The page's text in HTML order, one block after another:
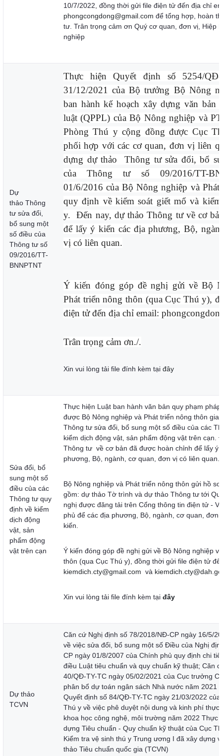
10/7/2022, đồng thời gửi file điện tử đến địa chỉ
phongcongdong@gmail.com để tổng hợp, hoàn
tư. Trân trọng cảm ơn Quý cơ quan, đơn vị, Hiệp
nghiệp
Dự
thảo Thông
tư sửa đổi,
bổ sung một
số điều của
Thông tư số
09/2016/TT-
BNNPTNT
Thực hiện Quyết định số 5254/QĐ-
31/12/2021 của Bộ trưởng Bộ Nông
ban hành kế hoạch xây dựng văn bản
luật (QPPL) của Bộ Nông nghiệp và
Phòng Thú y cộng đồng được Cục
phối hợp với các cơ quan, đơn vị liên
dựng dự thảo
Thông tư sửa đổi, bổ
của Thông tư số 09/2016/TT-
01/6/2016 của Bộ Nông nghiệp và
quy định về kiểm soát giết mổ và
y. Đến nay, dự thảo Thông tư về cơ
để lấy ý kiến các địa phương, Bộ,
vị có liên quan.
Ý kiến đóng góp đề nghị gửi về Bộ
Phát triển nông thôn (qua Cục Thú y),
điện tử đến địa chỉ email:
Trân trọng cảm ơn./.
Xin vui lòng tải file đính kèm tại đây
Sửa đổi, bổ
sung một số
điều của các
Thông tư quy
định về kiểm
dịch động
vật, sản
phẩm động
vật trên cạn
Thực hiện Luật ban hành văn bản quy phạm
được Bộ Nông nghiệp và Phát triển nông thôn
Thông tư sửa đổi, bổ sung một số điều của các
kiểm dịch động vật, sản phẩm động vật trên cạn.
Thông tư về cơ bản đã được hoàn chỉnh để lấy ý
phương, Bộ, ngành, cơ quan, đơn vị có liên quan.
Bộ Nông nghiệp và Phát triển nông thôn gửi hồ
gồm: dự thảo Tờ trình và dự thảo Thông tư tới
nghị được đăng tải trên Cổng thông tin điện tử -
phủ để các địa phương, Bộ, ngành, cơ quan, đơn
kiến.
Ý kiến đóng góp đề nghị gửi về Bộ Nông nghiệp
thôn (qua Cục Thú y), đồng thời gửi file điện tử
kiemdich.cty@gmail.com và
Xin vui lòng tải file đính kèm tại đây
Dự thảo
TCVN
Căn cứ Nghị định số 78/2018/NĐ-CP ngày 16/5/
về việc sửa đổi, bổ sung một số Điều của Nghị
CP ngày 01/8/2007 của Chính phủ quy định chi
điều Luật tiêu chuẩn và quy chuẩn kỹ thuật; Căn
40/QĐ-TY-TC ngày 05/02/2021 của Cục trưởng
phân bổ dự toán ngân sách Nhà nước năm 2021
Quyết định số 84/QĐ-TY-TC ngày 21/03/2022
Thú y về việc phê duyệt nội dung và kinh phí thực
khoa học công nghệ, môi trường năm 2022 Thực
dựng Tiêu chuẩn - Quy chuẩn kỹ thuật của Cục
Kiểm tra vệ sinh thú y Trung ương I đã xây dựng
thảo Tiêu chuẩn quốc gia (TCVN)